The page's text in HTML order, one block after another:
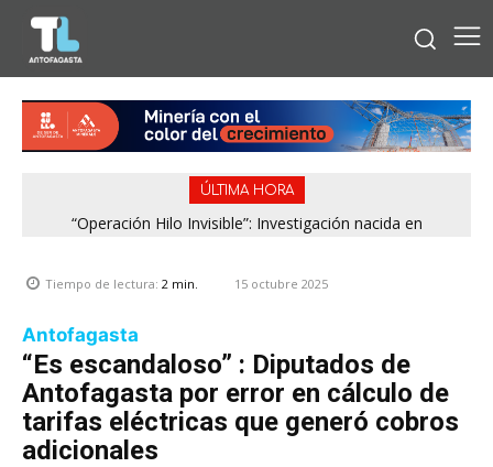
ÚLTIMA HORA
“Operación Hilo Invisible”: Investigación nacida en
Tiempo de lectura: 2 min. 15 octubre 2025
Antofagasta
“Es escandaloso” : Diputados de
Antofagasta por error en cálculo de
tarifas eléctricas que generó cobros
adicionales